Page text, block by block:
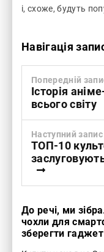
і, схоже, будуть
Навігація
Попередній
Історія
всього світу
Наступний запис
ТОП-10
До речі, ми
чохли для
зберегти